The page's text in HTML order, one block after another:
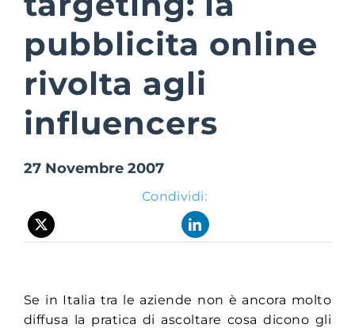
Suite Login
pubblicita online
rivolta agli
influencers
27 Novembre 2007
Condividi:
Se in Italia tra le aziende non è ancora molto
diffusa la pratica di ascoltare cosa dicono gli